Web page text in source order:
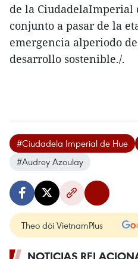
de la CiudadelaImperial
conjunto a pasar de la
emergencia alperiodo
desarrollo sostenible./.
#Ciudadela Imperial de Hue
#Audrey Azoulay
Theo dõi VietnamPlus